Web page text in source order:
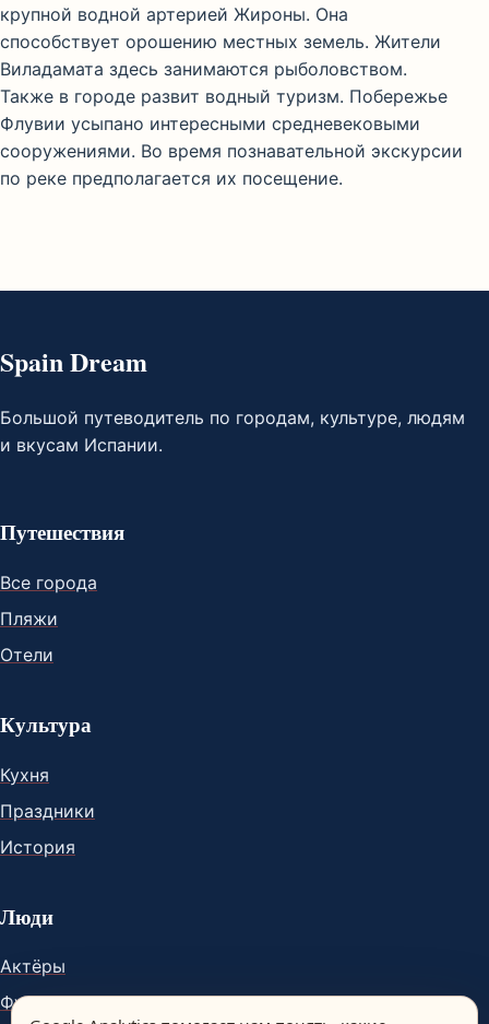
крупной водной артерией Жироны. Она
способствует орошению местных земель. Жители
Виладамата здесь занимаются рыболовством.
Также в городе развит водный туризм. Побережье
Флувии усыпано интересными средневековыми
сооружениями. Во время познавательной экскурсии
по реке предполагается их посещение.
Spain Dream
Большой путеводитель по городам, культуре, людям
и вкусам Испании.
Путешествия
Все города
Пляжи
Отели
Культура
Кухня
Праздники
История
Люди
Актёры
Футболисты